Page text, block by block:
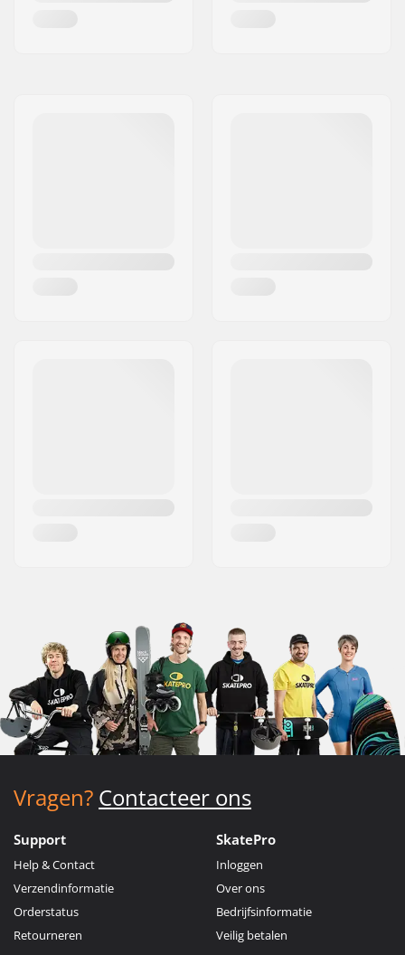
Vragen? Contacteer ons
Support
Help & Contact
Verzendinformatie
Orderstatus
Retourneren
SkatePro
Inloggen
Over ons
Bedrijfsinformatie
Veilig betalen